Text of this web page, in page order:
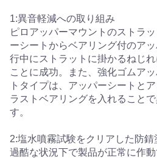
1:異音軽減への取り組み
ピロアッパーマウントのストラ
ーシートからベアリング付のア
行中にストラットに掛かるねじ
ことに成功。また、強化ゴムア
トタイプは、アッパーシートと
ラストベアリングを入れること
す。
2:塩水噴霧試験をクリアした防錆
過酷な状況下で製品が正常に作